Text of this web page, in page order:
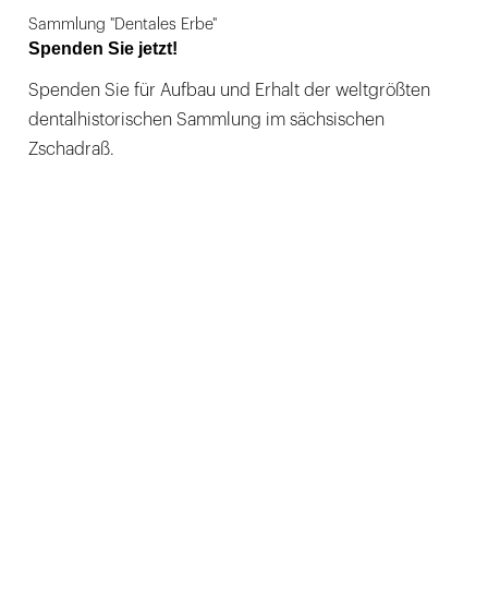
Sammlung "Dentales Erbe"
Spenden Sie jetzt!
Spenden Sie für Aufbau und Erhalt der weltgrößten
dentalhistorischen Sammlung im sächsischen
Zschadraß.